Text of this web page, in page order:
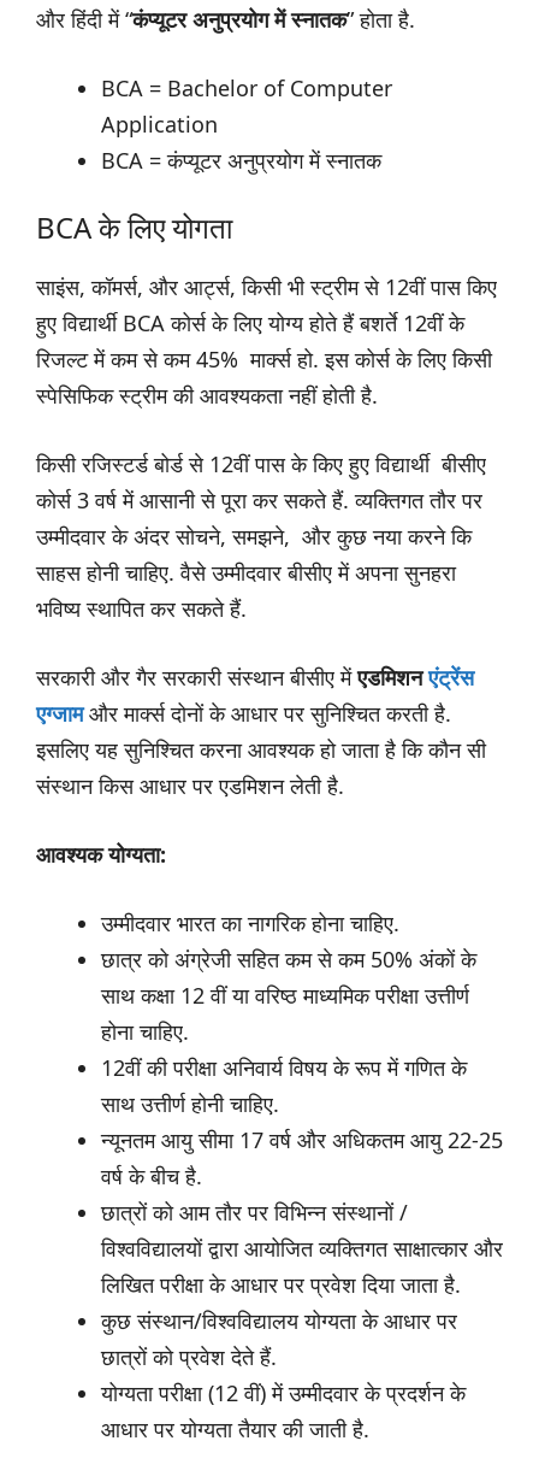
और हिंदी में “कंप्यूटर अनुप्रयोग में स्नातक” होता है.
BCA = Bachelor of Computer
Application
BCA = कंप्यूटर अनुप्रयोग में स्नातक
BCA के लिए योगता
साइंस, कॉमर्स, और आर्ट्स, किसी भी स्ट्रीम से 12वीं पास किए
हुए विद्यार्थी BCA कोर्स के लिए योग्य होते हैं बशर्ते 12वीं के
रिजल्ट में कम से कम 45% मार्क्स हो. इस कोर्स के लिए किसी
स्पेसिफिक स्ट्रीम की आवश्यकता नहीं होती है.
किसी रजिस्टर्ड बोर्ड से 12वीं पास के किए हुए विद्यार्थी बीसीए
कोर्स 3 वर्ष में आसानी से पूरा कर सकते हैं. व्यक्तिगत तौर पर
उम्मीदवार के अंदर सोचने, समझने, और कुछ नया करने कि
साहस होनी चाहिए. वैसे उम्मीदवार बीसीए में अपना सुनहरा
भविष्य स्थापित कर सकते हैं.
सरकारी और गैर सरकारी संस्थान बीसीए मेंएडमिशनएंट्रेंस
एग्जामऔर मार्क्स दोनों के आधार पर सुनिश्चित करती है.
इसलिए यह सुनिश्चित करना आवश्यक हो जाता है कि कौन सी
संस्थान किस आधार पर एडमिशन लेती है.
आवश्यक योग्यता:
उम्मीदवार भारत का नागरिक होना चाहिए.
छात्र को अंग्रेजी सहित कम से कम 50% अंकों के
साथ कक्षा 12 वीं या वरिष्ठ माध्यमिक परीक्षा उत्तीर्ण
होना चाहिए.
12वीं की परीक्षा अनिवार्य विषय के रूप में गणित के
साथ उत्तीर्ण होनी चाहिए.
न्यूनतम आयु सीमा 17 वर्ष और अधिकतम आयु 22-25
वर्ष के बीच है.
छात्रों को आम तौर पर विभिन्न संस्थानों /
विश्वविद्यालयों द्वारा आयोजित व्यक्तिगत साक्षात्कार और
लिखित परीक्षा के आधार पर प्रवेश दिया जाता है.
कुछ संस्थान/विश्वविद्यालय योग्यता के आधार पर
छात्रों को प्रवेश देते हैं.
योग्यता परीक्षा (12 वीं) में उम्मीदवार के प्रदर्शन के
आधार पर योग्यता तैयार की जाती है.